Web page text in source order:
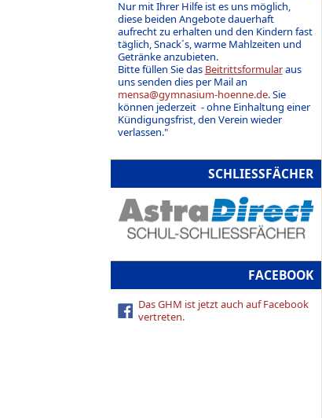
Nur mit Ihrer Hilfe ist es uns möglich,
diese beiden Angebote dauerhaft
aufrecht zu erhalten und den Kindern fast
täglich, Snack´s, warme Mahlzeiten und
Getränke anzubieten.
Bitte füllen Sie das Beitrittsformularaus
uns senden dies per Mail an
mensa@gymnasium-hoenne.de. Sie
können jederzeit - ohne Einhaltung einer
Kündigungsfrist, den Verein wieder
verlassen."
SCHLIESSFÄCHER
FACEBOOK
Das GHM ist jetzt auch auf Facebook
vertreten.